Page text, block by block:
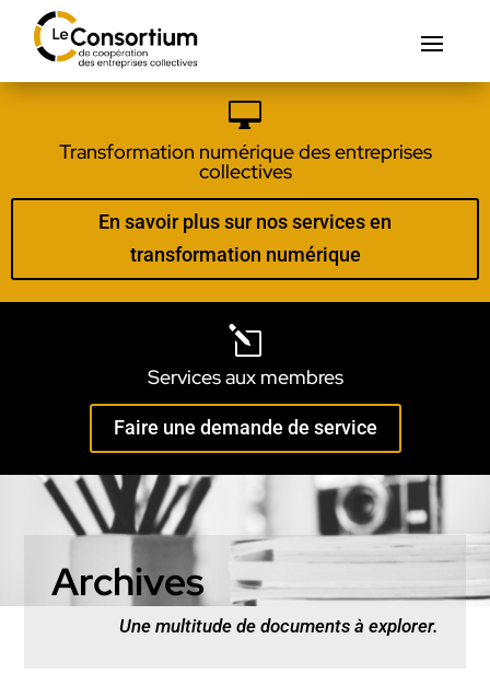

Transformation numérique des entreprises
collectives
En savoir plus sur nos services en
transformation numérique
l
Services aux membres
Faire une demande de service
Archives
Une multitude de documents à explorer.